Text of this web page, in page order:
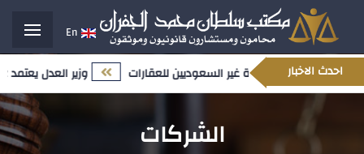
En
احدث الاخبار وزير العدل يعتمد 12 تعيينًا قياديًا ضمن مسار تمكين الكفاءات الوطنية وتعزيز النضج المؤسسي المتعلق بملكية غير السعوديين للعقارات
الشركات